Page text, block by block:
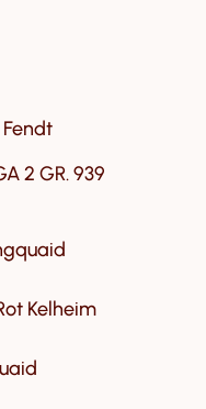
2 GR. 939
Kelheim